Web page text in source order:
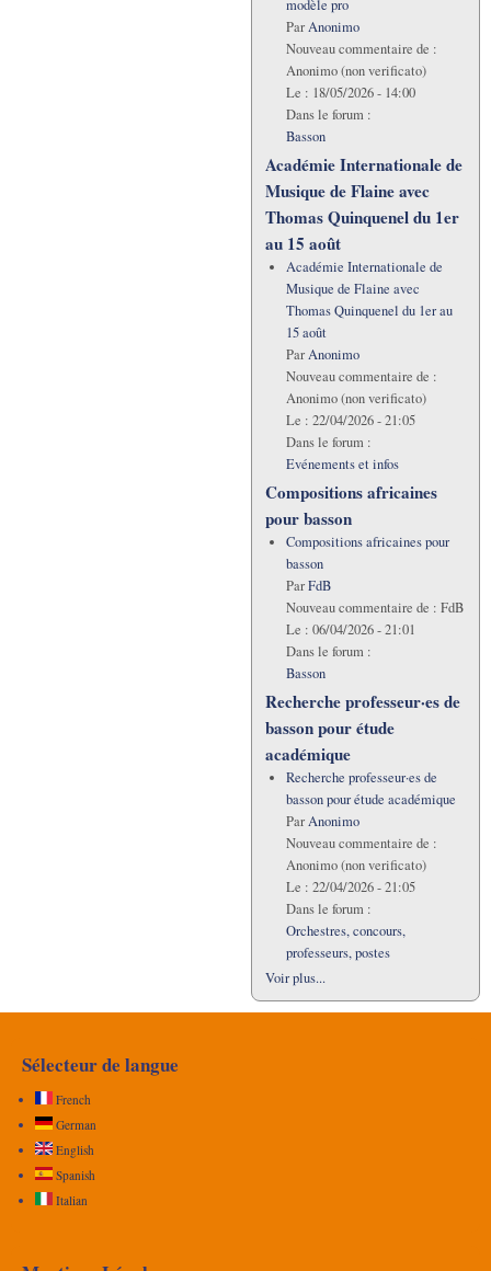
modèle pro
ParAnonimo
Nouveau commentaire de :
Anonimo (non verificato)
Le : 18/05/2026 - 14:00
Dans le forum :
Basson
Académie Internationale de
Musique de Flaine avec
Thomas Quinquenel du 1er
au 15 août
Académie Internationale de
Musique de Flaine avec
Thomas Quinquenel du 1er au
15 août
ParAnonimo
Nouveau commentaire de :
Anonimo (non verificato)
Le : 22/04/2026 - 21:05
Dans le forum :
Evénements et infos
Compositions africaines
pour basson
Compositions africaines pour
basson
ParFdB
Nouveau commentaire de : FdB
Le : 06/04/2026 - 21:01
Dans le forum :
Basson
Recherche professeur·es de
basson pour étude
académique
Recherche professeur·es de
basson pour étude académique
ParAnonimo
Nouveau commentaire de :
Anonimo (non verificato)
Le : 22/04/2026 - 21:05
Dans le forum :
Orchestres, concours,
professeurs, postes
Voir plus...
Sélecteur de langue
French
German
English
Spanish
Italian